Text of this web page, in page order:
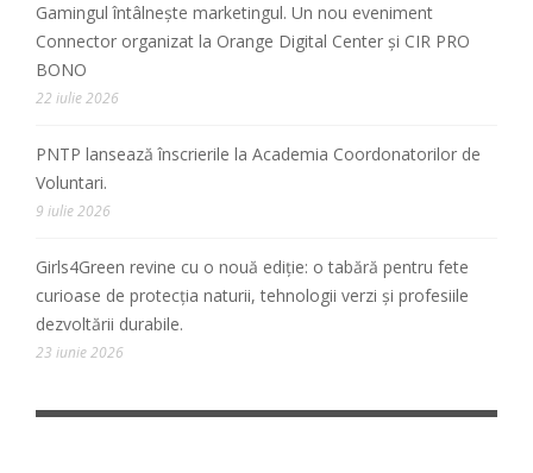
Gamingul întâlnește marketingul. Un nou eveniment
Connector organizat la Orange Digital Center și CIR PRO
BONO
22 iulie 2026
PNTP lansează înscrierile la Academia Coordonatorilor de
Voluntari.
9 iulie 2026
Girls4Green revine cu o nouă ediție: o tabără pentru fete
curioase de protecția naturii, tehnologii verzi și profesiile
dezvoltării durabile.
23 iunie 2026